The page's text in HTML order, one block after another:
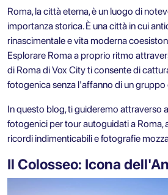
Roma, la città eterna, è un luogo di
importanza storica. È una città in cui
rinascimentale e vita moderna
Esplorare Roma a proprio ritmo
di Romadi Vox City ti consente di
fotogenica senza l'affanno di un
In questo blog, ti guideremo attraverso
fotogenici per tour autoguidati a Roma,
ricordi indimenticabili e fotografie
Il Colosseo: Icona